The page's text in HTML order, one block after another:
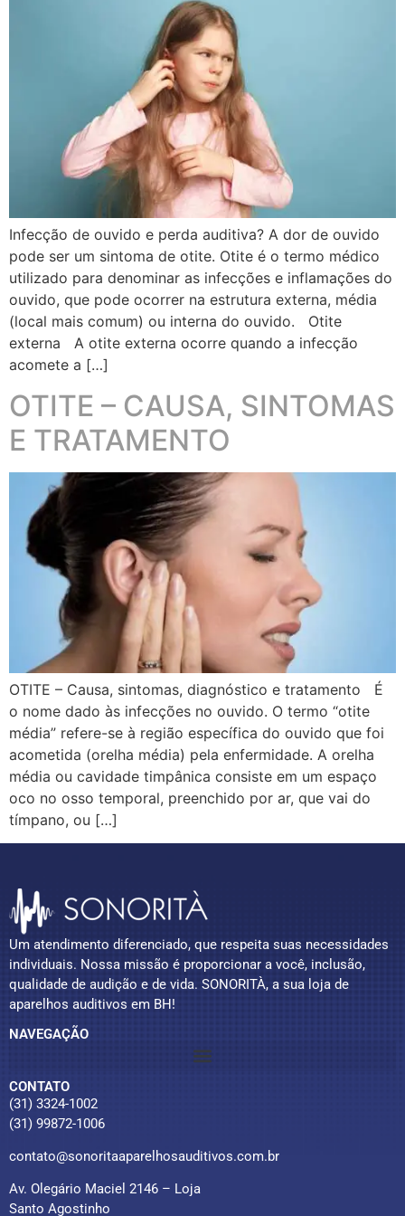
Infecção de ouvido e perda auditiva? A dor de ouvido
pode ser um sintoma de otite. Otite é o termo médico
utilizado para denominar as infecções e inflamações do
ouvido, que pode ocorrer na estrutura externa, média
(local mais comum) ou interna do ouvido. Otite
externa A otite externa ocorre quando a infecção
acomete a […]
OTITE – CAUSA, SINTOMAS
E TRATAMENTO
OTITE – Causa, sintomas, diagnóstico e tratamento É
o nome dado às infecções no ouvido. O termo “otite
média” refere-se à região específica do ouvido que foi
acometida (orelha média) pela enfermidade. A orelha
média ou cavidade timpânica consiste em um espaço
oco no osso temporal, preenchido por ar, que vai do
tímpano, ou […]
Um atendimento diferenciado, que respeita suas necessidades
individuais. Nossa missão é proporcionar a você, inclusão,
qualidade de audição e de vida. SONORITÀ, a sua loja de
aparelhos auditivos em BH!
NAVEGAÇÃO
CONTATO
(31) 3324-1002
(31) 99872-1006
contato@sonoritaaparelhosauditivos.com.br
Av. Olegário Maciel 2146 – Loja
Santo Agostinho